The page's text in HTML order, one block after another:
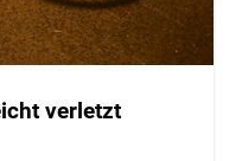
verletzt